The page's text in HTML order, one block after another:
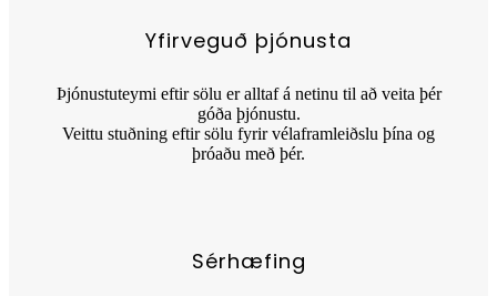
Yfirveguð þjónusta
Þjónustuteymi eftir sölu er alltaf á netinu til að veita þér
góða þjónustu.
Veittu stuðning eftir sölu fyrir vélaframleiðslu þína og
þróaðu með þér.
Sérhæfing